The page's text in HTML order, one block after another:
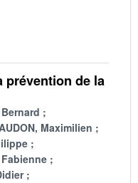
prévention de la
Bernard
Maximilien
Fabienne